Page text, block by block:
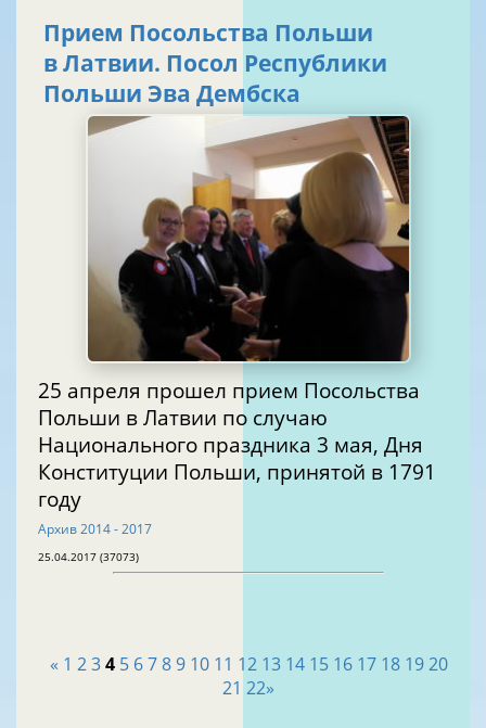
Прием Посольства Польши
в Латвии. Посол Республики
Польши Эва Дембска
25 апреля прошел прием Посольства
Польши в Латвии по случаю
Национального праздника 3 мая, Дня
Конституции Польши, принятой в 1791
году
Архив 2014 - 2017
25.04.2017 (37073)
« 1 2 3 4 5 6 7 8 9 10 11 12 13 14 15 16 17 18 19 20
21 22»